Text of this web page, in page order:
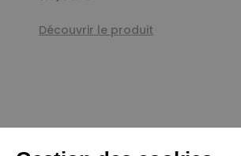
Découvrir le produit